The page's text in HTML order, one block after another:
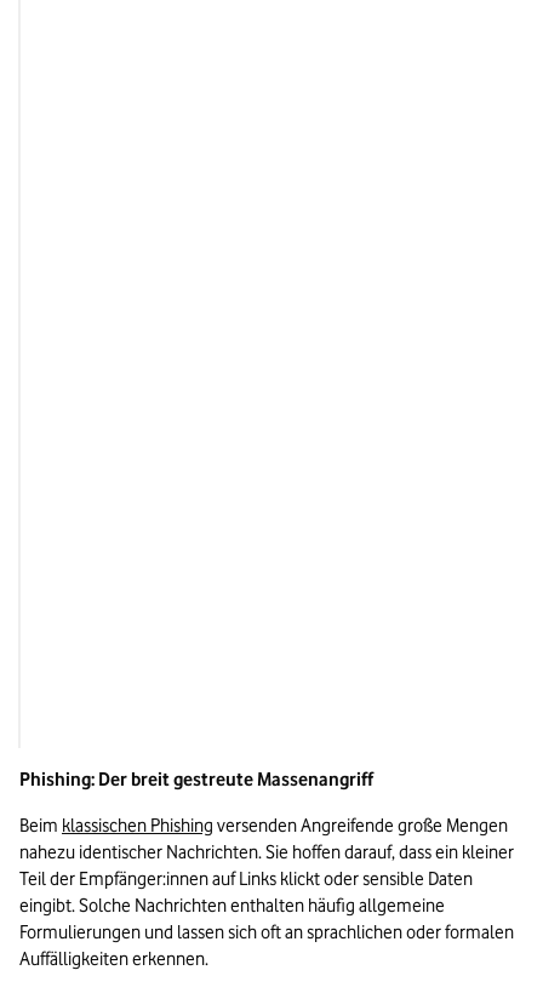
Phishing: Der breit gestreute Massenangriff
Beim klassischen Phishing versenden Angreifende große Mengen
nahezu identischer Nachrichten. Sie hoffen darauf, dass ein kleiner
Teil der Empfänger:innen auf Links klickt oder sensible Daten
eingibt. Solche Nachrichten enthalten häufig allgemeine
Formulierungen und lassen sich oft an sprachlichen oder formalen
Auffälligkeiten erkennen.